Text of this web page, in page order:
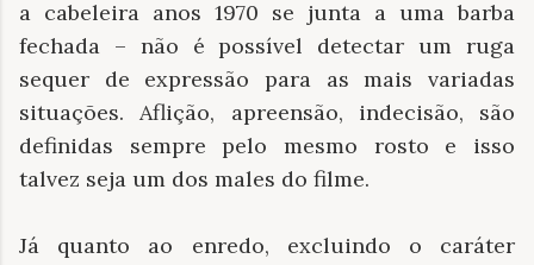
a cabeleira anos 1970 se junta a uma barba
fechada – não é possível detectar um ruga
sequer de expressão para as mais variadas
situações. Aflição, apreensão, indecisão, são
definidas sempre pelo mesmo rosto e isso
talvez seja um dos males do filme.
Já quanto ao enredo, excluindo o caráter